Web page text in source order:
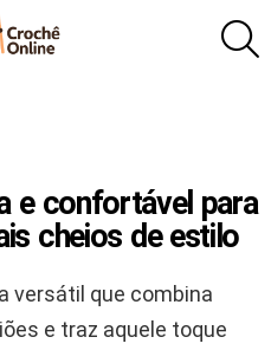
e confortável para
cheios de estilo
versátil que combina
e traz aquele toque